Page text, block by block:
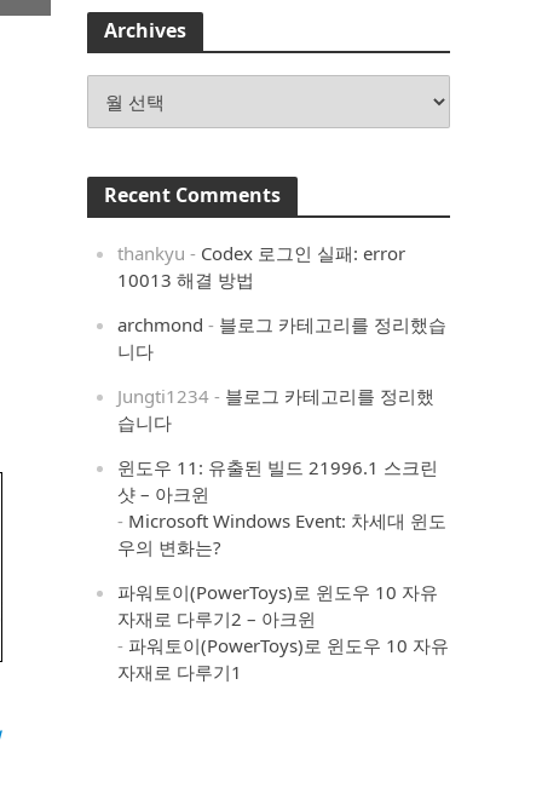
Archives
Recent Comments
thankyu - Codex 로그인 실패: error
10013 해결 방법
archmond - 블로그 카테고리를 정리했습
니다
Jungti1234 - 블로그 카테고리를 정리했
습니다
윈도우 11: 유출된 빌드 21996.1 스크린
샷 – 아크윈
- Microsoft Windows Event: 차세대 윈도
우의 변화는?
파워토이(PowerToys)로 윈도우 10 자유
자재로 다루기2 – 아크윈
- 파워토이(PowerToys)로 윈도우 10 자유
자재로 다루기1